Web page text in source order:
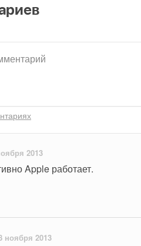
2013
Apple работает.
ноября 2013